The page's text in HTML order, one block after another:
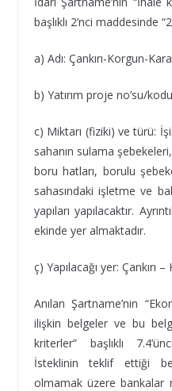
başlıklı 2’nci maddesinde
a) Adı: Çankırı-Korgun-
b) Yatırım proje no’su/
c) Miktarı (fiziki) ve türü:
sahanın sulama
boru hatları, borulu
sahasındaki işletme ve
yapıları yapılacaktır.
ekinde yer almaktadır.
ç) Yapılacağı yer: Çankırı
Anılan Şartname’nin
ilişkin belgeler ve bu
kriterler” başlıklı
İsteklinin teklif ettiği
olmamak üzere bankalar